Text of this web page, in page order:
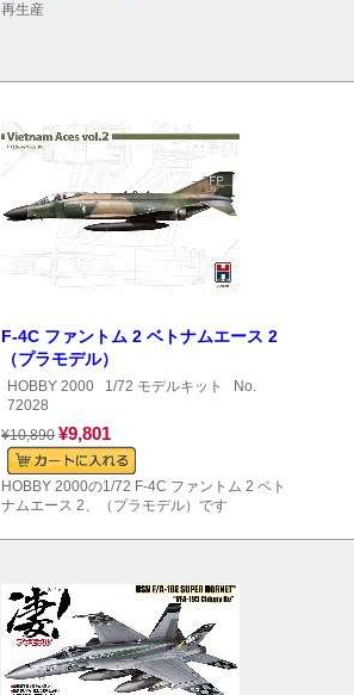
再生産
F-4C ファントム 2 ベトナムエース 2
（プラモデル）
HOBBY 2000 1/72 モデルキット
No.
72028
¥10,890 ¥9,801
HOBBY 2000の1/72 F-4C ファントム 2 ベト
ナムエース 2、（プラモデル）です